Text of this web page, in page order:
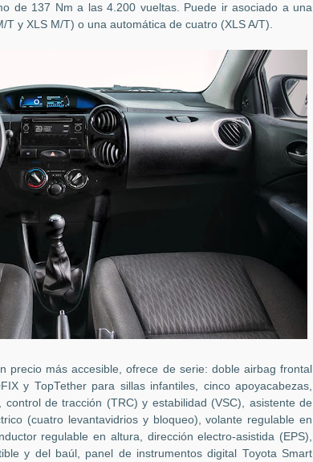
de 137 Nm a las 4.200 vueltas. Puede ir asociado a una
y XLS M/T) o una automática de cuatro (XLS A/T).
precio más accesible, ofrece de serie: doble airbag frontal
y TopTether para sillas infantiles, cinco apoyacabezas,
de tracción (TRC) y estabilidad (VSC), asistente de
(cuatro levantavidrios y bloqueo), volante regulable en
regulable en altura, dirección electro-asistida (EPS),
y del baúl, panel de instrumentos digital Toyota Smart